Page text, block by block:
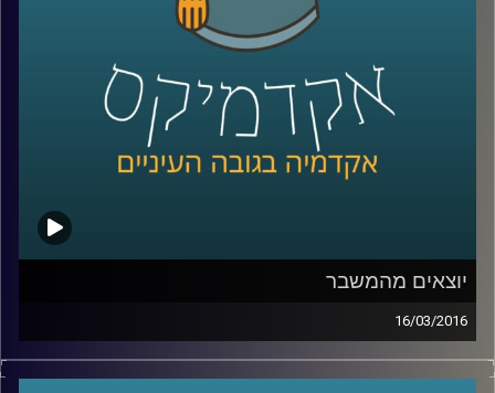
AudioVersity
יוצאים מהמשבר
16/03/2016
ניהול קונפליקטים הוא עניין שברירי. זה נכון לכל